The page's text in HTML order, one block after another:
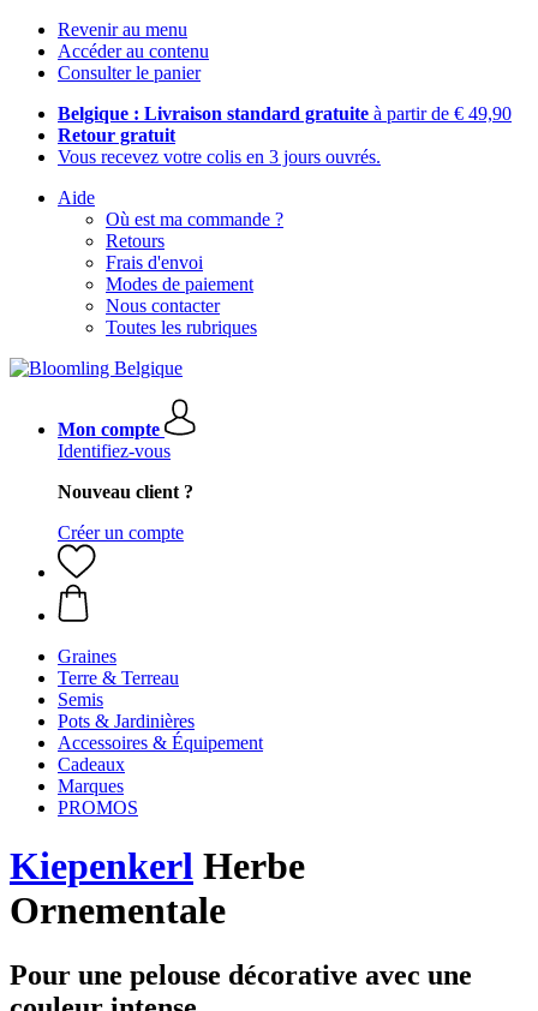
Revenir au menu
Accéder au contenu
Consulter le panier
Belgique : Livraison standard gratuite à partir de € 49,90
Retour gratuit
Vous recevez votre colis en 3 jours ouvrés.
Aide
Où est ma commande ?
Retours
Frais d'envoi
Modes de paiement
Nous contacter
Toutes les rubriques
Mon compte
Identifiez-vous
Nouveau client ?
Créer un compte
Graines
Terre & Terreau
Semis
Pots & Jardinières
Accessoires & Équipement
Cadeaux
Marques
PROMOS
Kiepenkerl Herbe
Ornementale
Pour une pelouse décorative avec une